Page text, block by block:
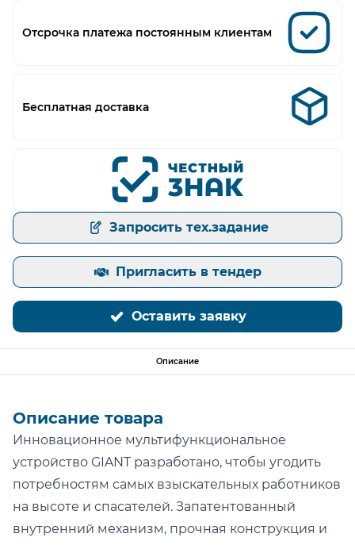
Отсрочка платежа постоянным клиентам
Бесплатная доставка
Запросить тех.задание
Пригласить в тендер
Оставить заявку
Описание
Описание товара
Инновационное мультифункциональное
устройство GIANT разработано, чтобы угодить
потребностям самых взыскательных работников
на высоте и спасателей. Запатентованный
внутренний механизм, прочная конструкция и